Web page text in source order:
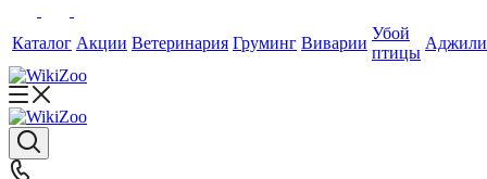
Каталог Акции Ветеринария Груминг Виварии
Убой
птицы